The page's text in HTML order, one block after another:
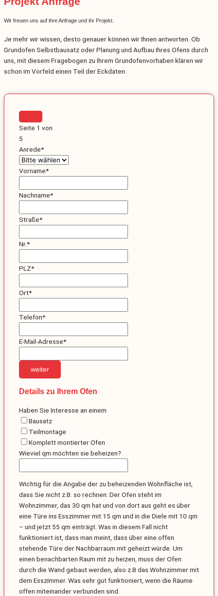
Wir freuen uns auf ihre Anfrage und ihr Projekt.
Je mehr wir wissen, desto genauer können wir Ihnen antworten. Ob
Grundofen Selbstbausatz oder Planung und Aufbau Ihres Ofens durch
uns, mit diesem Fragebogen zu Ihrem Grundofenvorhaben klären wir
schon im Vorfeld einen Teil der Eckdaten.
Seite 1 von
5
Anrede*
Vorname*
Nachname*
Straße*
Nr.*
PLZ*
Ort*
Telefon*
E-Mail-Adresse*
weiter
Details zu Ihrem Ofen
Haben Sie Interesse an einem
Bausatz
Teilmontage
Komplett montierter Ofen
Wieviel qm möchten sie beheizen?
Wichtig für die Angabe der zu beheizenden Wohnfläche ist,
dass Sie nicht z.B. so rechnen: Der Ofen steht im
Wohnzimmer, das 30 qm hat und von dort aus geht es über
eine Türe ins Esszimmer mit 15 qm und in die Diele mit 10 qm
– und jetzt 55 qm einträgt. Was in diesem Fall nicht
funktioniert ist, dass man meint, dass über eine offen
stehende Türe der Nachbarraum mit geheizt würde. Um
einen benachbarten Raum mit zu heizen, muss der Ofen
durch die Wand gebaut werden, also z.B das Wohnzimmer mit
dem Esszimmer. Was sehr gut funktioniert, wenn die Räume
offen miteinander verbunden sind.